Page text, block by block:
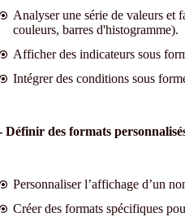
Analyser une série de valeurs et
couleurs, barres d'histogramme).
Afficher des indicateurs sous
Intégrer des conditions sous
Définir des formats
Personnaliser l’affichage d’un
Créer des formats spécifiques